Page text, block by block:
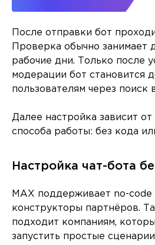
После отправки бот
Проверка обычно занимает
рабочие дни. Только после
модерации бот становится
пользователям через поиск
Далее настройка зависит
способа работы: без кода
Настройка чат-бота
MAX поддерживает no-code
конструкторы партнёров.
подходит компаниям,
запустить простые сценарии